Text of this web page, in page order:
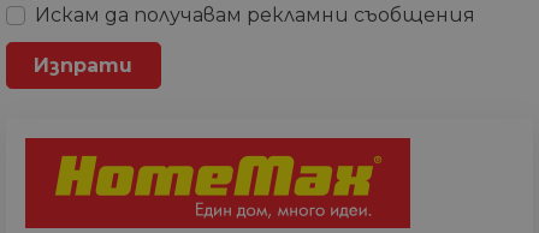
Искам да получавам рекламни съобщения